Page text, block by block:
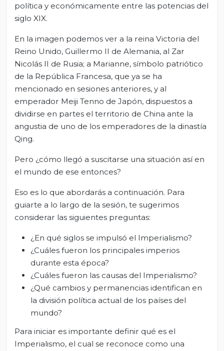
política y económicamente entre las potencias del
siglo XIX.
En la imagen podemos ver a la reina Victoria del
Reino Unido, Guillermo II de Alemania, al Zar
Nicolás II de Rusia; a Marianne, símbolo patriótico
de la República Francesa, que ya se ha
mencionado en sesiones anteriores, y al
emperador Meiji Tenno de Japón, dispuestos a
dividirse en partes el territorio de China ante la
angustia de uno de los emperadores de la dinastía
Qing.
Pero ¿cómo llegó a suscitarse una situación así en
el mundo de ese entonces?
Eso es lo que abordarás a continuación. Para
guiarte a lo largo de la sesión, te sugerimos
considerar las siguientes preguntas:
¿En qué siglos se impulsó el Imperialismo?
¿Cuáles fueron los principales imperios
durante esta época?
¿Cuáles fueron las causas del Imperialismo?
¿Qué cambios y permanencias identifican en
la división política actual de los países del
mundo?
Para iniciar es importante definir qué es el
Imperialismo, el cual se reconoce como una